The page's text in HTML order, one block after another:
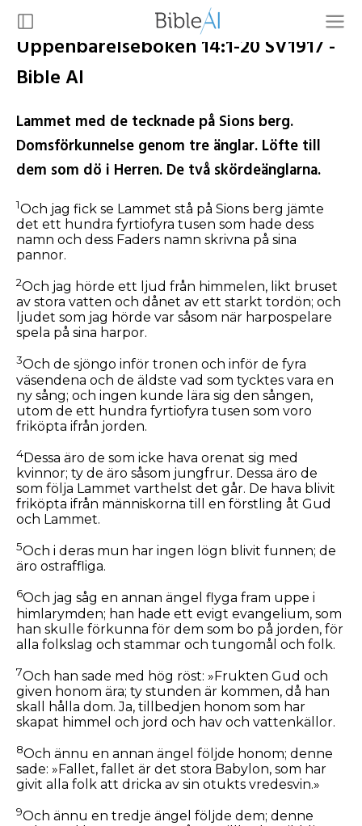
Uppenbarelseboken 14:1-20 SV1917 -
Bible AI
Lammet med de tecknade på Sions berg.
Domsförkunnelse genom tre änglar. Löfte till
dem som dö i Herren. De två skördeänglarna.
1Och jag fick se Lammet stå på Sions berg jämte
det ett hundra fyrtiofyra tusen som hade dess
namn och dess Faders namn skrivna på sina
pannor.
2Och jag hörde ett ljud från himmelen, likt bruset
av stora vatten och dånet av ett starkt tordön; och
ljudet som jag hörde var såsom när harpospelare
spela på sina harpor.
3Och de sjöngo inför tronen och inför de fyra
väsendena och de äldste vad som tycktes vara en
ny sång; och ingen kunde lära sig den sången,
utom de ett hundra fyrtiofyra tusen som voro
friköpta ifrån jorden.
4Dessa äro de som icke hava orenat sig med
kvinnor; ty de äro såsom jungfrur. Dessa äro de
som följa Lammet varthelst det går. De hava blivit
friköpta ifrån människorna till en förstling åt Gud
och Lammet.
5Och i deras mun har ingen lögn blivit funnen; de
äro ostraffliga.
6Och jag såg en annan ängel flyga fram uppe i
himlarymden; han hade ett evigt evangelium, som
han skulle förkunna för dem som bo på jorden, för
alla folkslag och stammar och tungomål och folk.
7Och han sade med hög röst: »Frukten Gud och
given honom ära; ty stunden är kommen, då han
skall hålla dom. Ja, tillbedjen honom som har
skapat himmel och jord och hav och vattenkällor.
8Och ännu en annan ängel följde honom; denne
sade: »Fallet, fallet är det stora Babylon, som har
givit alla folk att dricka av sin otukts vredesvin.»
9Och ännu en tredje ängel följde dem; denne